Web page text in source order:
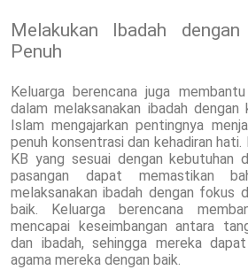
Melakukan Ibadah
Penuh
Keluarga berencana juga
dalam melaksanakan ibadah dengan
Islam mengajarkan pentingnya
penuh konsentrasi dan kehadiran hati.
KB yang sesuai dengan kebutuhan
pasangan dapat memastikan
melaksanakan ibadah dengan fokus
baik. Keluarga berencana
mencapai keseimbangan antara
dan ibadah, sehingga mereka
agama mereka dengan baik.